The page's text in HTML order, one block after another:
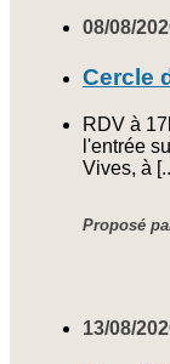
08/08/
Cercle
RDV à
l'entrée
Vives, à
Proposé
13/08/